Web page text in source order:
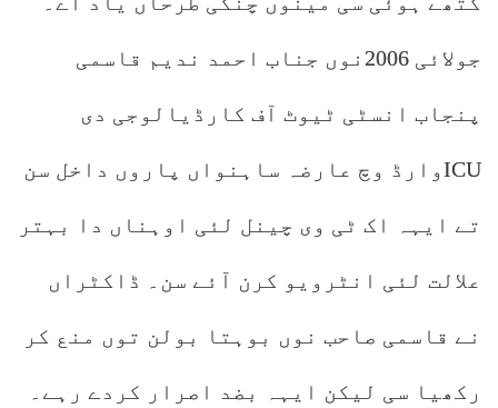
جولائی 2006نوں جناب احمد ندیم قاسمی
پنجاب انسٹی ٹیوٹ آف کارڈیالوجی دی
ICUوارڈ وچ عارضہ ساہنواں پاروں داخل سن
تے ایہہ اک ٹی وی چینل لئی اوہناں دا بہتر
علالت لئی انٹرویو کرن آئے سن۔ ڈاکٹراں
نے قاسمی صاحب نوں بوہتا بولن توں منع کر
رکھیا سی لیکن ایہہ بضد اصرار کردے رہے۔